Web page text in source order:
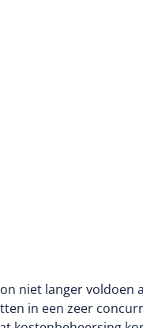
niet langer
in een zeer